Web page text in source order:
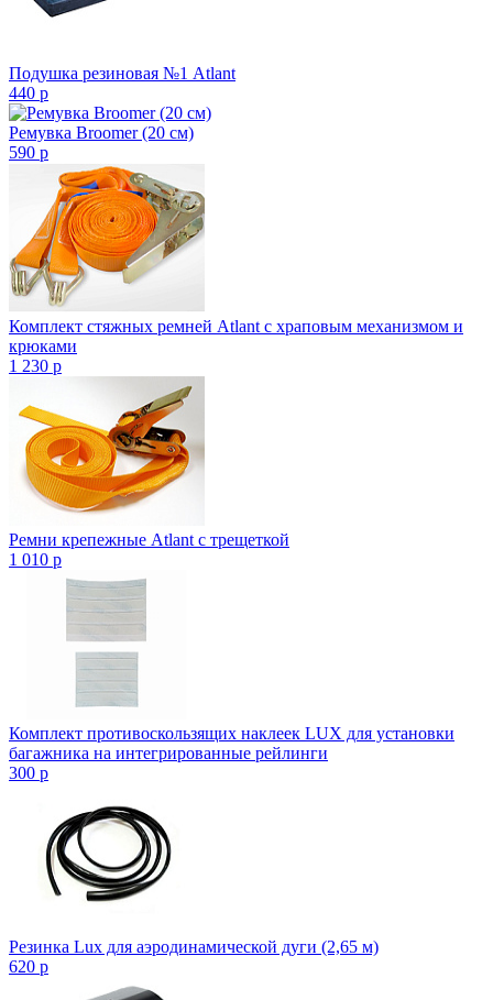
Подушка резиновая №1 Atlant
440 p
Ремувка Broomer (20 см)
590 p
Комплект стяжных ремней Atlant с храповым механизмом и
крюками
1 230 p
Ремни крепежные Atlant с трещеткой
1 010 p
Комплект противоскользящих наклеек LUX для установки
багажника на интегрированные рейлинги
300 p
Резинка Lux для аэродинамической дуги (2,65 м)
620 p